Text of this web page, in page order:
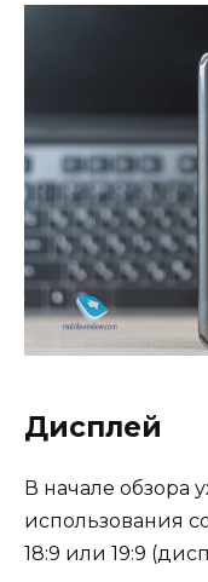
Дисплей
В начале обзора
использования
18:9 или 19:9